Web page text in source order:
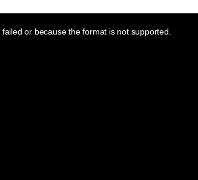
or because the format is not supported.